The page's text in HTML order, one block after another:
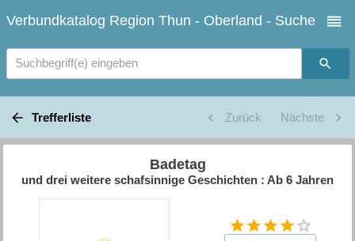
Verbundkatalog Region Thun - Oberland - Suche
Suchbegriff(e) eingeben
Trefferliste Zurück Nächste
Badetag
und drei weitere schafsinnige Geschichten : Ab 6 Jahren